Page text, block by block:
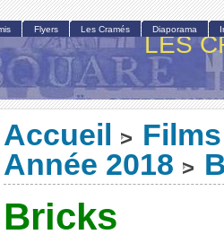
LES
Accueil >
Année 2018 >
Bricks
Flyers Les Cramés Diaporama